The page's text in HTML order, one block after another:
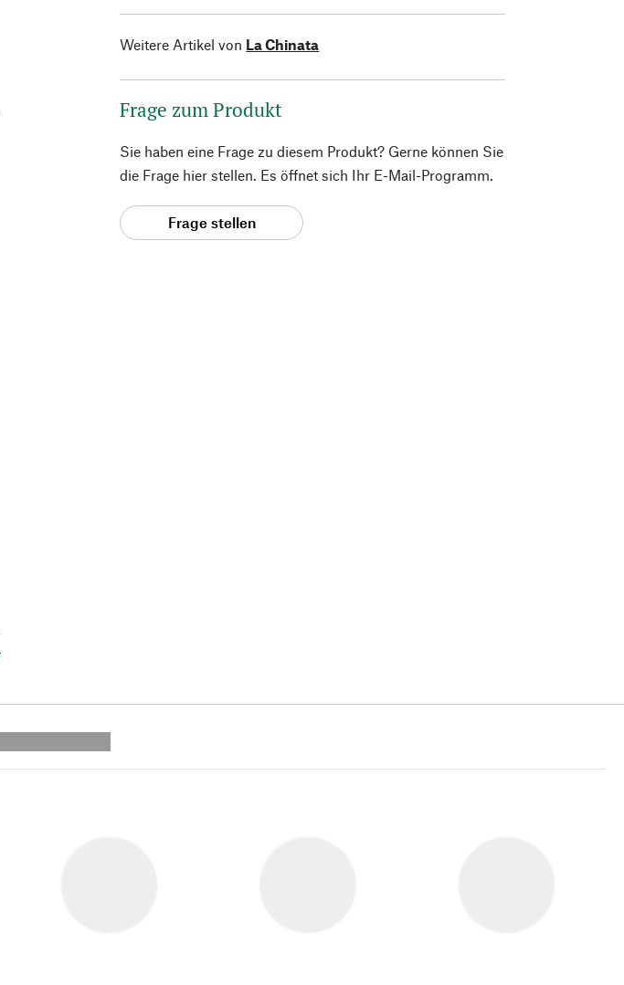
Weitere Artikel von La Chinata
Frage zum Produkt
Sie haben eine Frage zu diesem Produkt? Gerne können Sie
die Frage hier stellen. Es öffnet sich Ihr E-Mail-Programm.
Frage stellen